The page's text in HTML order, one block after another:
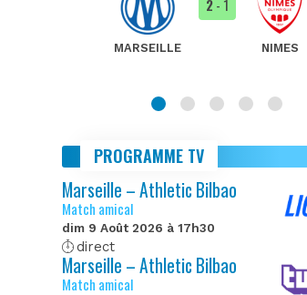
MARSEILLE
2- 1
NIMES
PROGRAMME TV
Marseille – Athletic Bilbao
Match amical
dim 9 Août 2026 à 17h30
direct
Marseille – Athletic Bilbao
Match amical